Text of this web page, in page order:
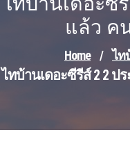
แล้ว ค
Home / ไท
ไทบ้านเดอะซีรีส์ 2 2 ป